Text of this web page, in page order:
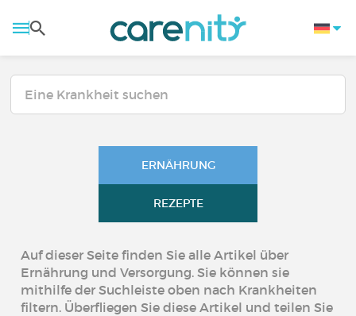
ERNÄHRUNG
REZEPTE
Auf dieser Seite finden Sie alle Artikel über
Ernährung und Versorgung. Sie können sie
mithilfe der Suchleiste oben nach Krankheiten
filtern. Überfliegen Sie diese Artikel und teilen Sie